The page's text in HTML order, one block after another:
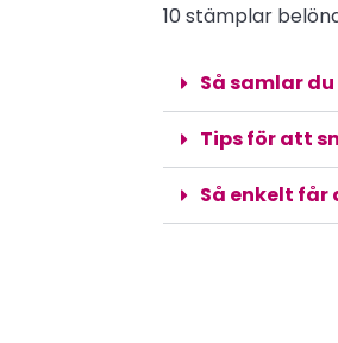
10 stämplar
Så samlar
Tips för att
Så enkelt